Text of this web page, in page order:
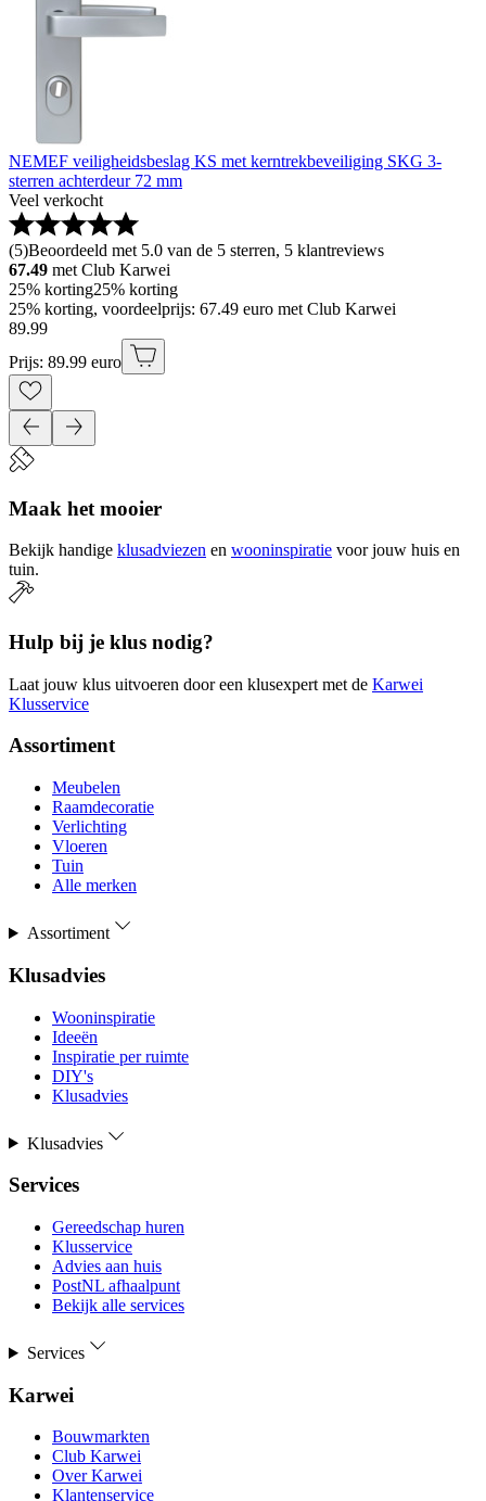
NEMEF veiligheidsbeslag KS met kerntrekbeveiliging SKG 3-
sterren achterdeur 72 mm
Veel verkocht
(5)Beoordeeld met 5.0 van de 5 sterren, 5 klantreviews
67.49 met Club Karwei
25% korting25% korting
25% korting, voordeelprijs: 67.49 euro met Club Karwei
89.99
Prijs: 89.99 euro
Maak het mooier
Bekijk handige klusadviezen en wooninspiratie voor jouw huis en
tuin.
Hulp bij je klus nodig?
Laat jouw klus uitvoeren door een klusexpert met de Karwei
Klusservice
Assortiment
Meubelen
Raamdecoratie
Verlichting
Vloeren
Tuin
Alle merken
Assortiment
Klusadvies
Wooninspiratie
Ideeën
Inspiratie per ruimte
DIY's
Klusadvies
Klusadvies
Services
Gereedschap huren
Klusservice
Advies aan huis
PostNL afhaalpunt
Bekijk alle services
Services
Karwei
Bouwmarkten
Club Karwei
Over Karwei
Klantenservice